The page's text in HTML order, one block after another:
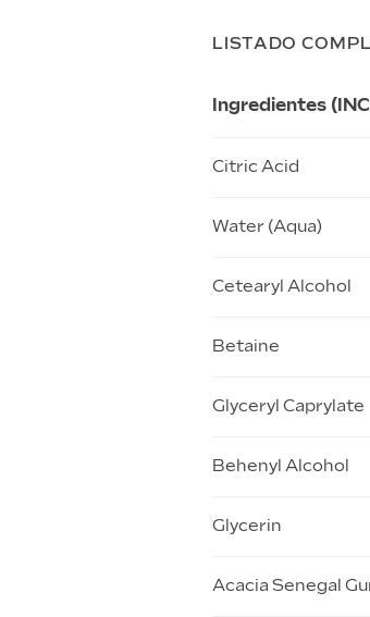
LISTADO
Ingredientes
Betaine
Citric Acid
Glyceryl Caprylate
Cetearyl Alcohol
Behenyl Alcohol
Glycerin
Acacia Senegal
Water (Aqua)